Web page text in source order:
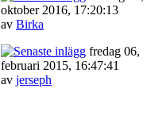
oktober 2016, 17:20:13
av Birka
fredag 06,
februari 2015, 16:47:41
av jerseph